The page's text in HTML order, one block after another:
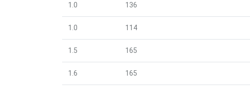
1.0 136
1.0 114
1.5 165
1.6 165